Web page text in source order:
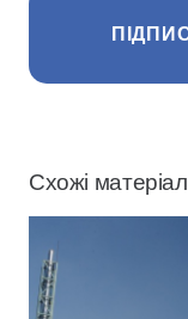
Схожі